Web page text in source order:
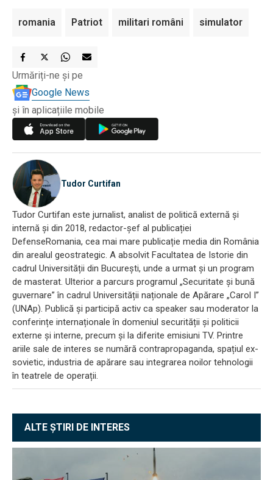
romania Patriot militari români simulator
Urmăriți-ne și pe
Google News
și în aplicațiile mobile
Tudor Curtifan
Tudor Curtifan este jurnalist, analist de politică externă și
internă și din 2018, redactor-șef al publicației
DefenseRomania, cea mai mare publicație media din România
din arealul geostrategic. A absolvit Facultatea de Istorie din
cadrul Universității din București, unde a urmat și un program
de masterat. Ulterior a parcurs programul „Securitate și bună
guvernare” în cadrul Universității naționale de Apărare „Carol I”
(UNAp). Publică și participă activ ca speaker sau moderator la
conferințe internaționale în domeniul securității și politicii
externe și interne, precum și la diferite emisiuni TV. Printre
ariile sale de interes se numără contrapropaganda, spațiul ex-
sovietic, industria de apărare sau integrarea noilor tehnologii
în teatrele de operații.
ALTE ȘTIRI DE INTERES